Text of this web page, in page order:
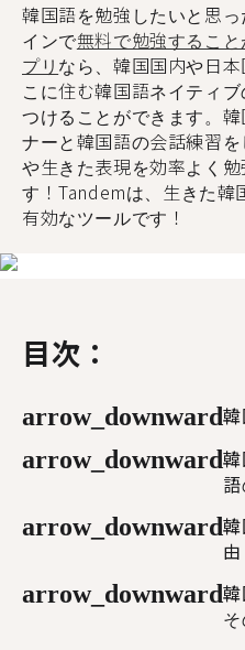
韓国語を勉強したいと思
インで無料で勉強するこ
プリ なら、韓国国内や日
こに住む韓国語ネイティ
つけることができます。
ナーと韓国語の会話練習
や生きた表現を効率よく
す！Tandemは、生きた韓
有効なツールです！
目次：
arrow_downward
arrow_downward
arrow_downward
由
arrow_downward